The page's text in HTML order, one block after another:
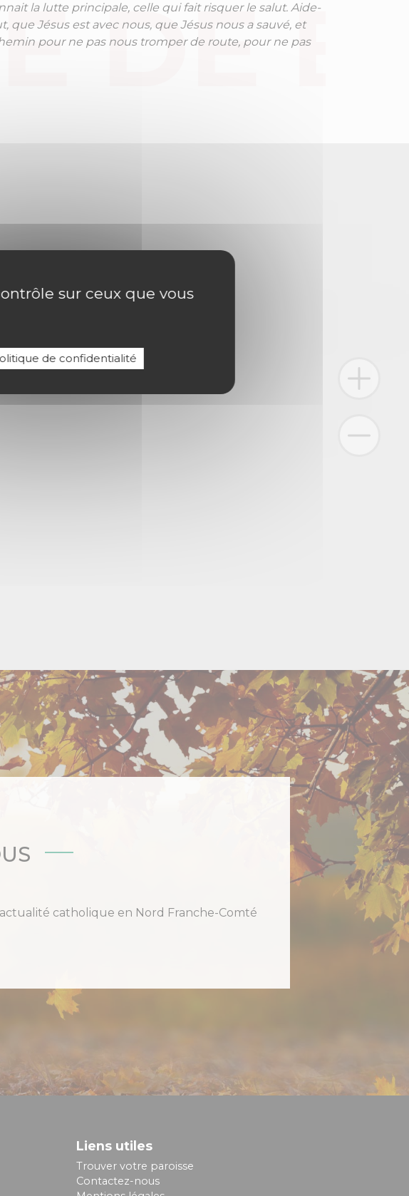
la lutte principale, celle qui fait risquer le salut. Aide-
Jésus est avec nous, que Jésus nous a sauvé, et
pour ne pas nous tromper de route, pour ne pas
catholique en Nord Franche-Comté
Liens utiles
Trouver votre paroisse
Contactez-nous
sur ceux que vous
de confidentialité